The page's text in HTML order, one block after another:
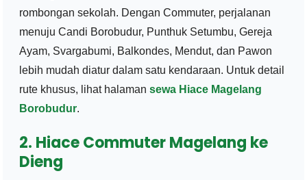
rombongan sekolah. Dengan Commuter, perjalanan
menuju Candi Borobudur, Punthuk Setumbu, Gereja
Ayam, Svargabumi, Balkondes, Mendut, dan Pawon
lebih mudah diatur dalam satu kendaraan. Untuk detail
rute khusus, lihat halamansewa Hiace Magelang
Borobudur.
2. Hiace Commuter Magelang ke
Dieng